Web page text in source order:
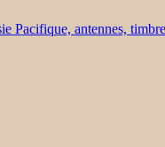
Pacifique, antennes,